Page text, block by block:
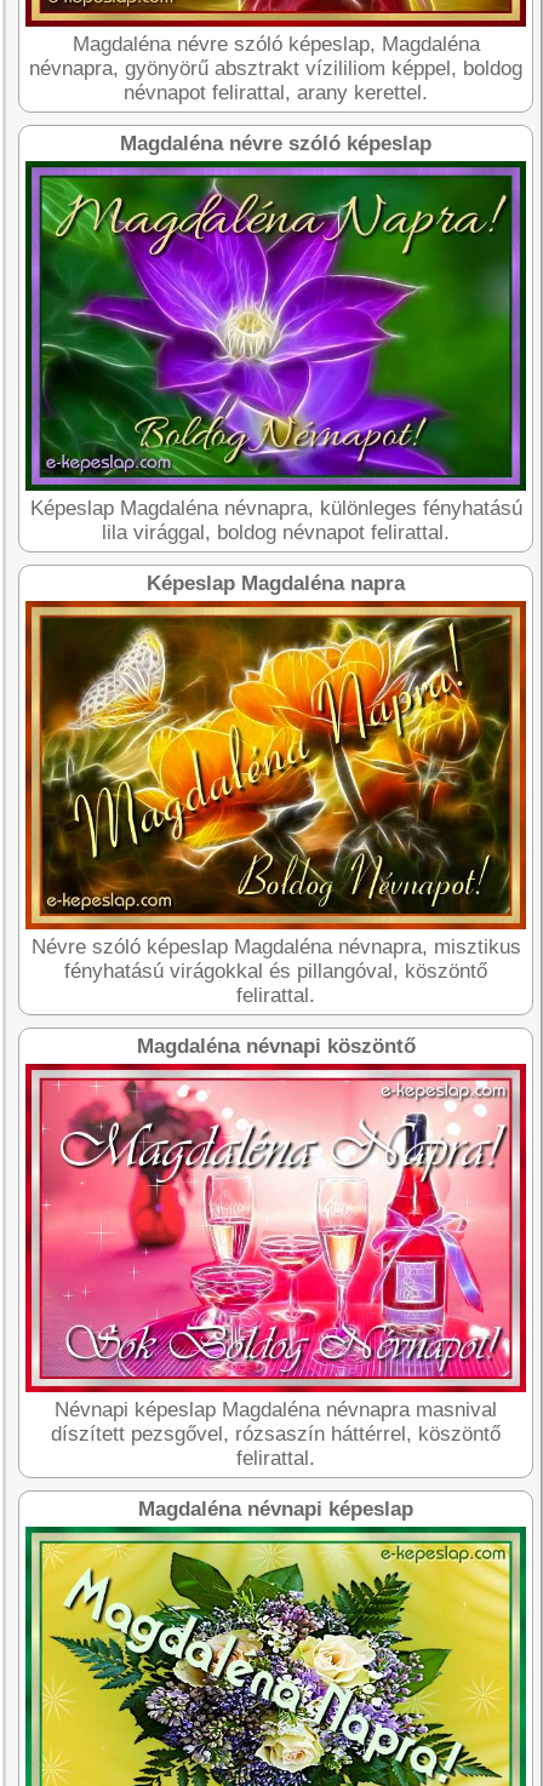
Magdaléna névre szóló képeslap, Magdaléna
névnapra, gyönyörű absztrakt vízililiom képpel, boldog
névnapot felirattal, arany kerettel.
Magdaléna névre szóló képeslap
Képeslap Magdaléna névnapra, különleges fényhatású
lila virággal, boldog névnapot felirattal.
Képeslap Magdaléna napra
Névre szóló képeslap Magdaléna névnapra, misztikus
fényhatású virágokkal és pillangóval, köszöntő
felirattal.
Magdaléna névnapi köszöntő
Névnapi képeslap Magdaléna névnapra masnival
díszített pezsgővel, rózsaszín háttérrel, köszöntő
felirattal.
Magdaléna névnapi képeslap